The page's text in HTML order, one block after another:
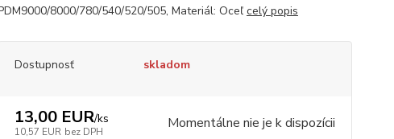
8000/780/540/520/505, Materiál: Oceľ celý popis
Dostupnosť skladom
13,00 EUR/ks
10,57 EUR bez DPH Momentálne nie je k dispozícii